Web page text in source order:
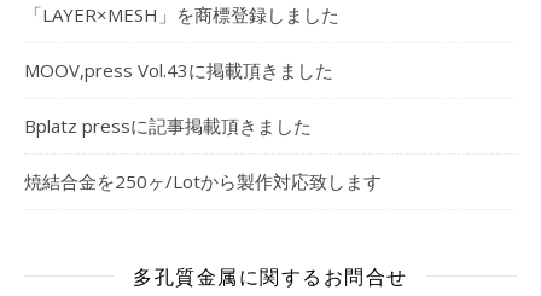
「LAYER×MESH」を商標登録しました
MOOV,press Vol.43に掲載頂きました
Bplatz pressに記事掲載頂きました
焼結合金を250ヶ/Lotから製作対応致します
多孔質金属に関するお問合せ